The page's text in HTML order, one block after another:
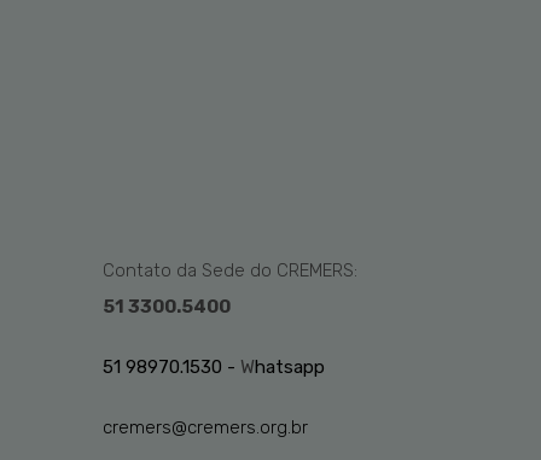
Contato da Sede do CREMERS:
51 3300.5400
51 98970.1530 - Whatsapp
cremers@cremers.org.br